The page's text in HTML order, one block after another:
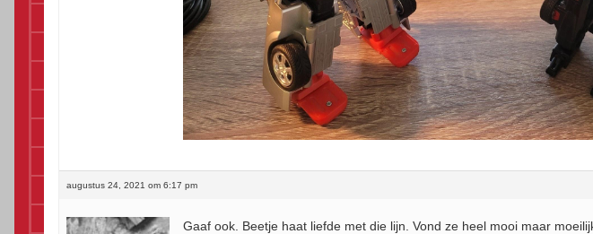
augustus 24, 2021 om 6:17 pm
Gaaf ook. Beetje haat liefde met die lijn. Vond ze heel mooi maar